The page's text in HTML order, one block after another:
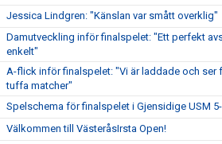
Jessica Lindgren: "Känslan var smått overklig"
Damutveckling inför finalspelet: "Ett perfekt
enkelt"
A-flick inför finalspelet: "Vi är laddade och ser
tuffa matcher"
Spelschema för finalspelet i Gjensidige USM
Välkommen till VästeråsIrsta Open!